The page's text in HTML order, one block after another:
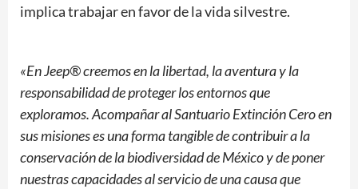
implica trabajar en favor de la vida silvestre.
«En Jeep® creemos en la libertad, la aventura y la
responsabilidad de proteger los entornos que
exploramos. Acompañar al Santuario Extinción Cero en
sus misiones es una forma tangible de contribuir a la
conservación de la biodiversidad de México y de poner
nuestras capacidades al servicio de una causa que